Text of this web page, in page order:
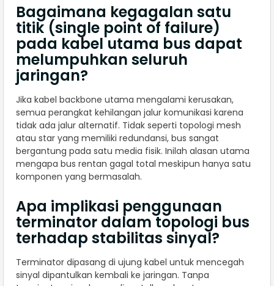
Bagaimana kegagalan satu
titik (single point of failure)
pada kabel utama bus dapat
melumpuhkan seluruh
jaringan?
Jika kabel backbone utama mengalami kerusakan,
semua perangkat kehilangan jalur komunikasi karena
tidak ada jalur alternatif. Tidak seperti topologi mesh
atau star yang memiliki redundansi, bus sangat
bergantung pada satu media fisik. Inilah alasan utama
mengapa bus rentan gagal total meskipun hanya satu
komponen yang bermasalah.
Apa implikasi penggunaan
terminator dalam topologi bus
terhadap stabilitas sinyal?
Terminator dipasang di ujung kabel untuk mencegah
sinyal dipantulkan kembali ke jaringan. Tanpa